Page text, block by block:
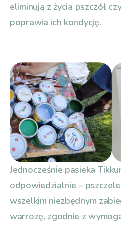
eliminują z życia pszczół
poprawia ich kondycję.
Jednocześnie pasieka
odpowiedzialnie –
wszelkim niezbędnym
warrozę, zgodnie z